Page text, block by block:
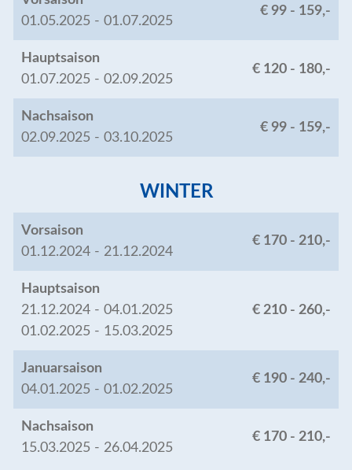
01.05.2025 - 01.07.2025
€ 99 - 159,-
Hauptsaison
01.07.2025 - 02.09.2025
€ 120 - 180,-
Nachsaison
02.09.2025 - 03.10.2025
€ 99 - 159,-
WINTER
Vorsaison
01.12.2024 - 21.12.2024
€ 170 - 210,-
Hauptsaison
21.12.2024 - 04.01.2025
01.02.2025 - 15.03.2025
€ 210 - 260,-
Januarsaison
04.01.2025 - 01.02.2025
€ 190 - 240,-
Nachsaison
15.03.2025 - 26.04.2025
€ 170 - 210,-